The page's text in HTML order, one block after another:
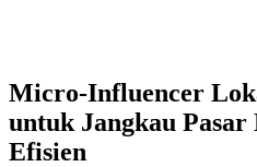
Micro-Influencer
untuk Jangkau Pasar
Efisien